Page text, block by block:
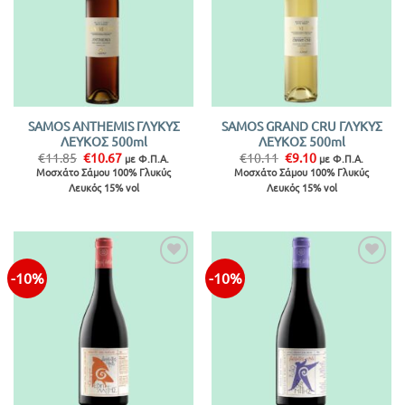
SAMOS ANTHEMIS ΓΛΥΚΥΣ
ΛΕΥΚΟΣ 500ml
€11.85 Original
price
was:
€11.85.
€10.67Η
τρέχουσα
τιμή
είναι:
με Φ.Π.Α.
Μοσχάτο Σάμου 100% Γλυκύς
Λευκός 15% vol
SAMOS GRAND CRU ΓΛΥΚΥΣ
ΛΕΥΚΟΣ 500ml
€10.11 Original
price
was:
€10.11.
€9.10Η
τρέχουσα
τιμή
είναι:
με Φ.Π.Α.
Μοσχάτο Σάμου 100% Γλυκύς
Λευκός 15% vol
-10% -10%